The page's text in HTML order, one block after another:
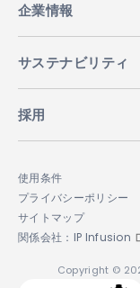
企業情報
サステナビリティ
採用
使用条件
プライバシーポリシー
サイトマップ
関係会社：IP Infusion
Copyright ©